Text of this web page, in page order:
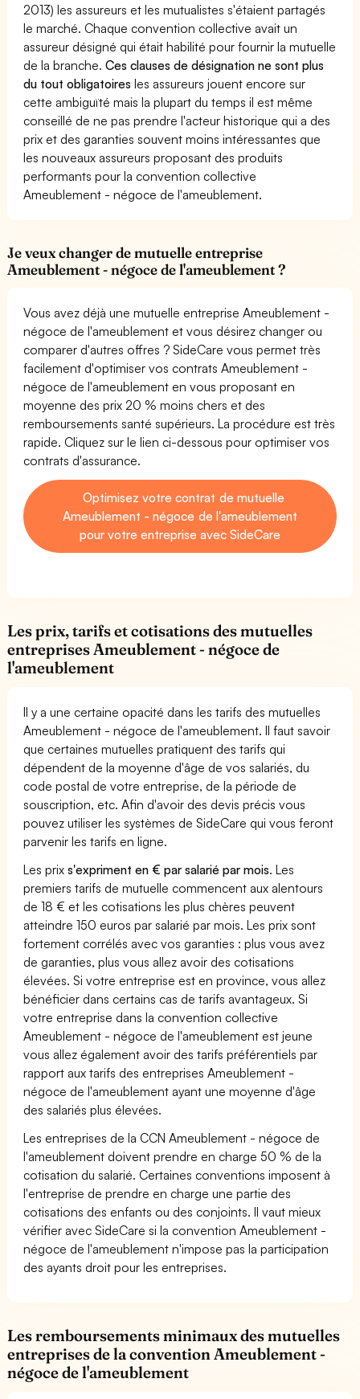
2013) les assureurs et les mutualistes s'étaient partagés
le marché. Chaque convention collective avait un
assureur désigné qui était habilité pour fournir la mutuelle
de la branche.Ces clauses de désignation ne sont plus
du tout obligatoires les assureurs jouent encore sur
cette ambiguïté mais la plupart du temps il est même
conseillé de ne pas prendre l'acteur historique qui a des
prix et des garanties souvent moins intéressantes que
les nouveaux assureurs proposant des produits
performants pour la convention collective
Ameublement - négoce de l'ameublement.
Je veux changer de mutuelle entreprise
Ameublement - négoce de l'ameublement ?
Vous avez déjà une mutuelle entreprise Ameublement -
négoce de l'ameublement et vous désirez changer ou
comparer d'autres offres ? SideCare vous permet très
facilement d'optimiser vos contrats Ameublement -
négoce de l'ameublement en vous proposant en
moyenne des prix 20 % moins chers et des
remboursements santé supérieurs. La procédure est très
rapide. Cliquez sur le lien ci-dessous pour optimiser vos
contrats d'assurance.
Optimisez votre contrat de mutuelle
Ameublement - négoce de l'ameublement
pour votre entreprise avec SideCare
Les prix, tarifs et cotisations des mutuelles
entreprises Ameublement - négoce de
l'ameublement
Il y a une certaine opacité dans les tarifs des mutuelles
Ameublement - négoce de l'ameublement. Il faut savoir
que certaines mutuelles pratiquent des tarifs qui
dépendent de la moyenne d'âge de vos salariés, du
code postal de votre entreprise, de la période de
souscription, etc. Afin d'avoir des devis précis vous
pouvez utiliser les systèmes de SideCare qui vous feront
parvenir les tarifs en ligne.
Les prixs'expriment en € par salarié par mois. Les
premiers tarifs de mutuelle commencent aux alentours
de 18 € et les cotisations les plus chères peuvent
atteindre 150 euros par salarié par mois. Les prix sont
fortement corrélés avec vos garanties : plus vous avez
de garanties, plus vous allez avoir des cotisations
élevées. Si votre entreprise est en province, vous allez
bénéficier dans certains cas de tarifs avantageux. Si
votre entreprise dans la convention collective
Ameublement - négoce de l'ameublement est jeune
vous allez également avoir des tarifs préférentiels par
rapport aux tarifs des entreprises Ameublement -
négoce de l'ameublement ayant une moyenne d'âge
des salariés plus élevées.
Les entreprises de la CCN Ameublement - négoce de
l'ameublement doivent prendre en charge 50 % de la
cotisation du salarié. Certaines conventions imposent à
l'entreprise de prendre en charge une partie des
cotisations des enfants ou des conjoints. Il vaut mieux
vérifier avec SideCare si la convention Ameublement -
négoce de l'ameublement n'impose pas la participation
des ayants droit pour les entreprises.
Les remboursements minimaux des mutuelles
entreprises de la convention Ameublement -
négoce de l'ameublement